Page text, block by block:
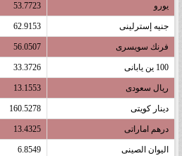
يورو 53.7723
جنيه إسترلينى 62.9153
فرنك سويسرى 56.0507
100 ين يابانى 33.3726
ريال سعودى 13.1553
دينار كويتى 160.5278
درهم اماراتى 13.4325
اليوان الصينى 6.8549